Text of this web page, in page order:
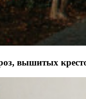
вышитых